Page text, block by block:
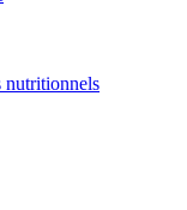
nutritionnels